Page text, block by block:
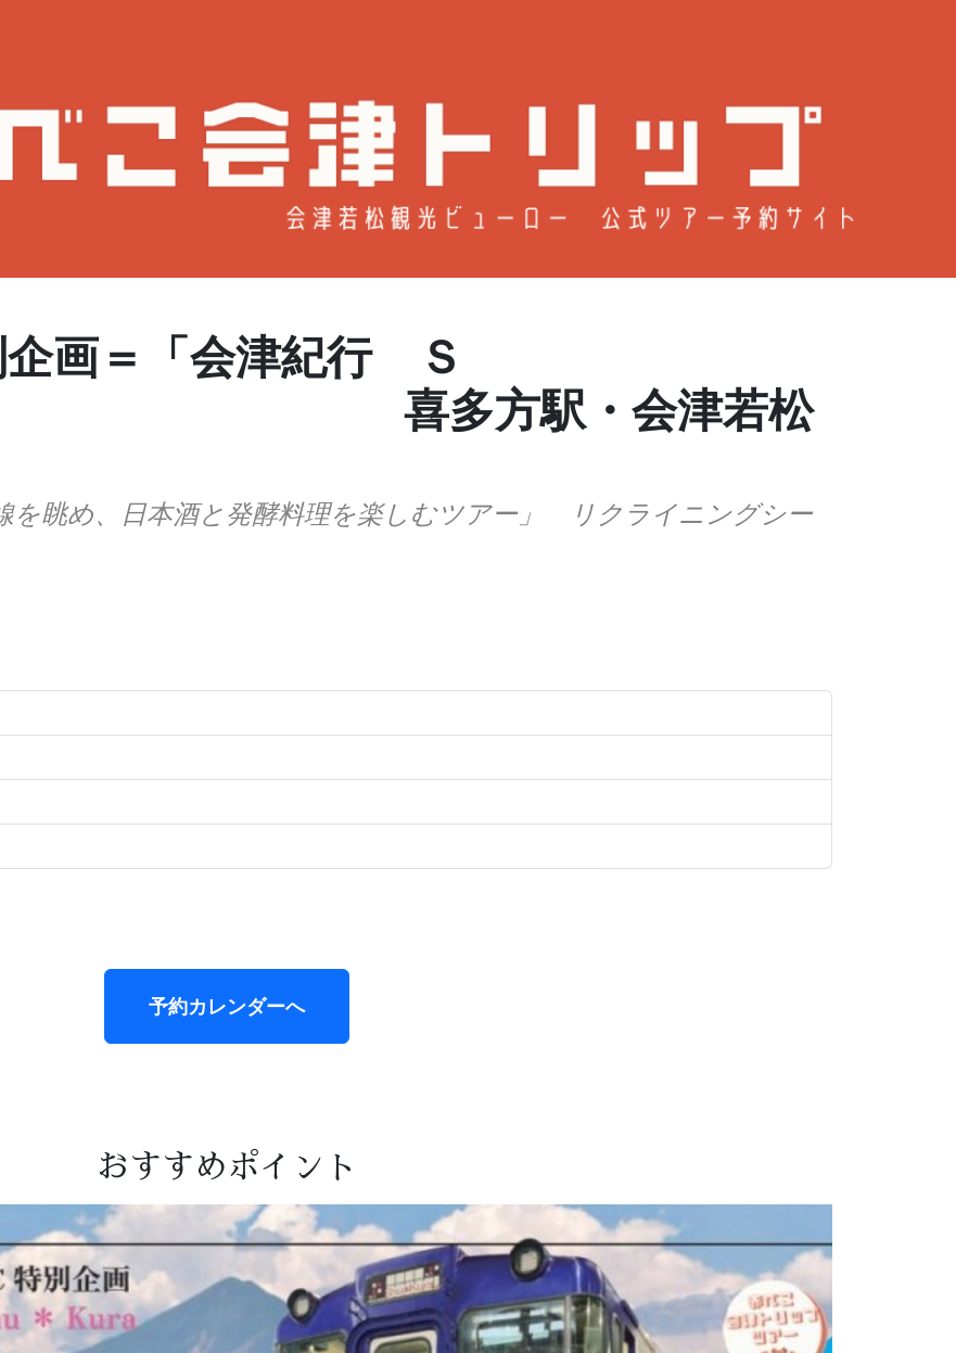
企画＝「会津紀行 Ｓ
喜多方駅・会津若松
眺め、日本酒と発酵料理を楽しむツアー」 リクライニングシー
予約カレンダーへ
おすすめポイント